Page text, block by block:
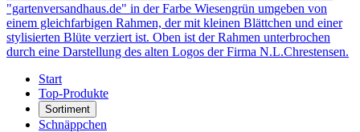
Start
Top-Produkte
Sortiment
Schnäppchen